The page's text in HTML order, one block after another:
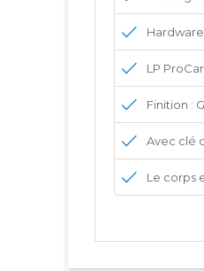
LP
Finition :
Avec clé
Le corps